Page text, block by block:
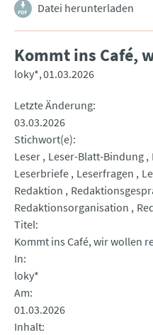
Datei herunterladen
Kommt ins Café,
loky* 01.03.2026
Letzte Änderung
03.03.2026
Stichwort(e)
Leser Leser-Blatt-Bindung
Leserbriefe Leserfragen
Redaktion
Redaktionsorganisation
Titel
Kommt ins Café, wir wollen
In
loky*
Am
01.03.2026
Inhalt